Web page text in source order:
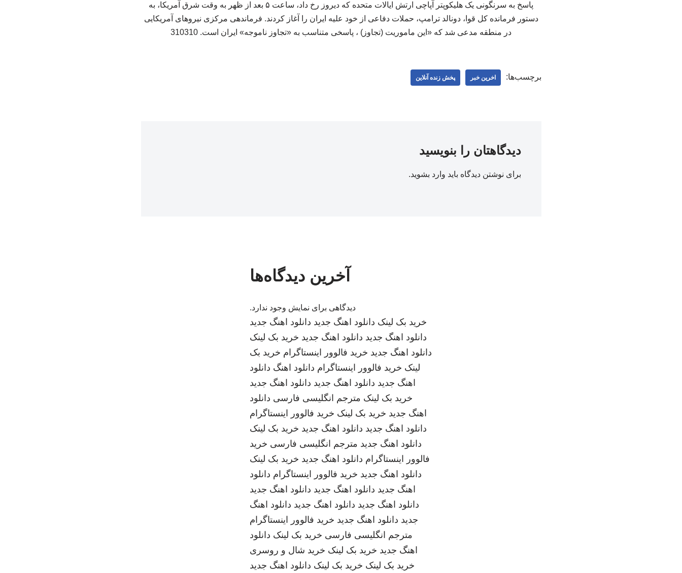
پاسخ به سرنگونی یک هلیکوپتر آپاچی ارتش ایالات متحده که دیروز رخ داد، ساعت ۵ بعد از ظهر به وقت شرق آمریکا، به
دستور فرمانده کل قوا، دونالد ترامپ، حملات دفاعی از خود علیه ایران را آغاز کردند. فرماندهی مرکزی نیروهای آمریکایی
در منطقه مدعی شد که «این ماموریت (تجاوز) ، پاسخی متناسب به «تجاوز ناموجه» ایران است. 310310
برچسب‌ها: اخرین خبر پخش زنده آنلاین
دیدگاهتان را بنویسید
برای نوشتن دیدگاه باید وارد بشوید.
آخرین دیدگاه‌ها
دیدگاهی برای نمایش وجود ندارد.
خرید بک لینک دانلود اهنگ جدید دانلود اهنگ جدید
دانلود اهنگ جدید دانلود اهنگ جدید خرید بک لینک
دانلود اهنگ جدید خرید فالوور اینستاگرام خرید بک
لینک خرید فالوور اینستاگرام دانلود اهنگ دانلود
اهنگ جدید دانلود اهنگ جدید دانلود اهنگ جدید
خرید بک لینک مترجم انگلیسی فارسی دانلود
اهنگ جدید خرید بک لینک خرید فالوور اینستاگرام
دانلود اهنگ جدید دانلود اهنگ جدید خرید بک لینک
دانلود اهنگ جدید مترجم انگلیسی فارسی خرید
فالوور اینستاگرام دانلود اهنگ جدید خرید بک لینک
دانلود اهنگ جدید خرید فالوور اینستاگرام دانلود
اهنگ جدید دانلود اهنگ جدید دانلود اهنگ جدید
دانلود اهنگ جدید دانلود اهنگ جدید دانلود اهنگ
جدید دانلود اهنگ جدید خرید فالوور اینستاگرام
مترجم انگلیسی فارسی خرید بک لینک دانلود
اهنگ جدید خرید بک لینک خرید شال و روسری
خرید بک لینک خرید بک لینک دانلود اهنگ جدید